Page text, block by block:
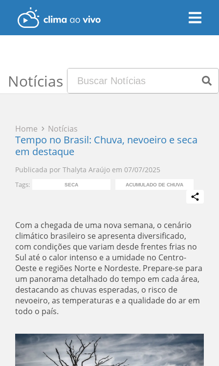
Notícias
Home Notícias
Tempo no Brasil: Chuva, nevoeiro e seca
em destaque
Publicada por Thalyta Araújo em 07/07/2025
Tags: SECA ACUMULADO DE CHUVA
Com a chegada de uma nova semana, o cenário
climático brasileiro se apresenta diversificado,
com condições que variam desde frentes frias no
Sul até o calor intenso e a umidade no Centro-
Oeste e regiões Norte e Nordeste. Prepare-se para
um panorama detalhado do tempo em cada área,
destacando as chuvas esperadas, o risco de
nevoeiro, as temperaturas e a qualidade do ar em
todo o país.